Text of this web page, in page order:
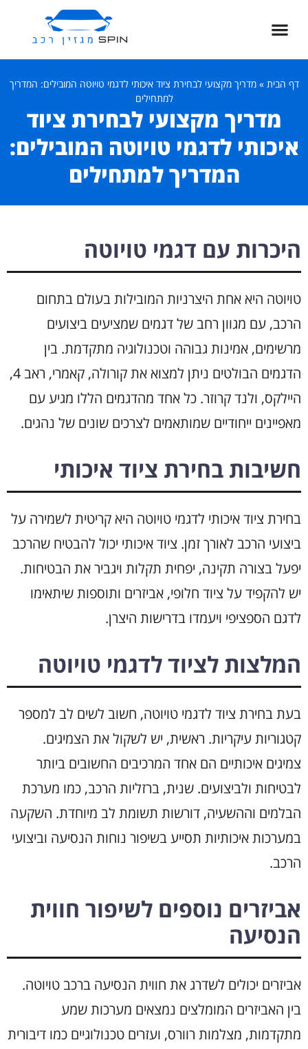
דף הבית »מדריך מקצועי לבחירת ציוד איכותי לדגמי טויוטה המובילים: המדריך
למתחילים
מדריך מקצועי לבחירת ציוד
איכותי לדגמי טויוטה המובילים:
המדריך למתחילים
היכרות עם דגמי טויוטה
טויוטה היא אחת היצרניות המובילות בעולם בתחום
הרכב, עם מגוון רחב של דגמים שמציעים ביצועים
מרשימים, אמינות גבוהה וטכנולוגיה מתקדמת. בין
הדגמים הבולטים ניתן למצוא את קורולה, קאמרי, ראב 4,
היילקס, ולנד קרוזר. כל אחד מהדגמים הללו מגיע עם
מאפיינים ייחודיים שמותאמים לצרכים שונים של נהגים.
חשיבות בחירת ציוד איכותי
בחירת ציוד איכותי לדגמי טויוטה היא קריטית לשמירה על
ביצועי הרכב לאורך זמן. ציוד איכותי יכול להבטיח שהרכב
יפעל בצורה תקינה, יפחית תקלות ויגביר את הבטיחות.
יש להקפיד על ציוד חלופי, אביזרים ותוספות שיתאימו
לדגם הספציפי ויעמדו בדרישות היצרן.
המלצות לציוד לדגמי טויוטה
בעת בחירת ציוד לדגמי טויוטה, חשוב לשים לב למספר
קטגוריות עיקריות. ראשית, יש לשקול את הצמיגים.
צמיגים איכותיים הם אחד המרכיבים החשובים ביותר
לבטיחות ולביצועים. שנית, ברזליות הרכב, כמו מערכת
הבלמים וההשעיה, דורשות תשומת לב מיוחדת. השקעה
במערכות איכותיות תסייע בשיפור נוחות הנסיעה וביצועי
הרכב.
אביזרים נוספים לשיפור חווית
הנסיעה
אביזרים יכולים לשדרג את חווית הנסיעה ברכב טויוטה.
בין האביזרים המומלצים נמצאים מערכות שמע
מתקדמות, מצלמות רוורס, ועזרים טכנולוגיים כמו דיבורית